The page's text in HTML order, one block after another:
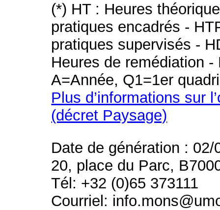
(*) HT : Heures
pratiques encadrés -
pratiques supervisés -
Heures de remédiation
A=Année, Q1=1er
Plus d’informations sur
(décret Paysage)
Date de génération : 02/
20, place du Parc,
Tél: +32 (0)65 373111
Courriel: